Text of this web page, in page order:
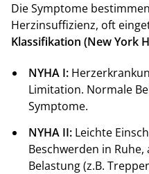
Die Symptome
Herzinsuffizienz, oft
Klassifikation (New York
NYHA I:
Limitation. Normale
Symptome.
NYHA II: Leichte
Beschwerden in
Belastung (z.B.